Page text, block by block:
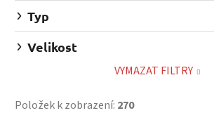
Typ
Velikost
VYMAZAT FILTRY
Položek k zobrazení: 270